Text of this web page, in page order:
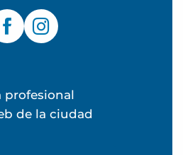
profesional
de la ciudad